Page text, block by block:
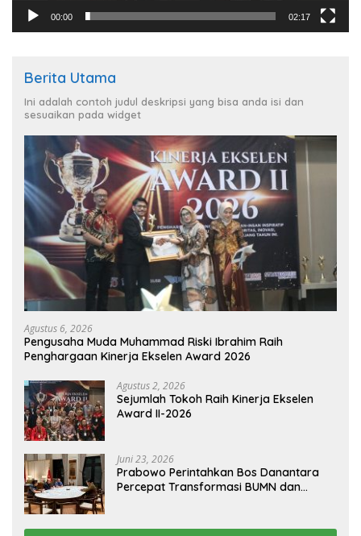
00:00 02:17
Berita Utama
Ini adalah contoh judul deskripsi yang bisa anda isi dan
sesuaikan pada widget
Agustus 6, 2026
Pengusaha Muda Muhammad Riski Ibrahim Raih
Penghargaan Kinerja Ekselen Award 2026
Agustus 2, 2026
Sejumlah Tokoh Raih Kinerja Ekselen
Award II-2026
Juni 23, 2026
Prabowo Perintahkan Bos Danantara
Percepat Transformasi BUMN dan